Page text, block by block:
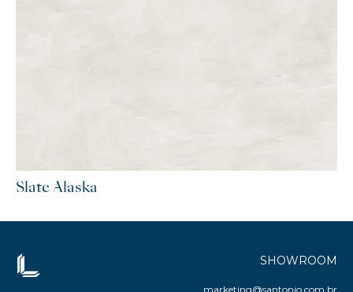
Slate Alaska
SHOWROOM
marketing@santonio.com.br